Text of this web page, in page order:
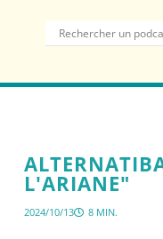
L'ARIANE"
2024/10/13 8 MIN.